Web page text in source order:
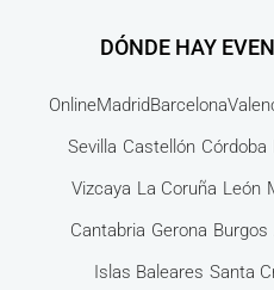
DÓNDE HAY
OnlineMadridBarcelona
Sevilla Castellón Córdoba
Vizcaya La Coruña León
Cantabria Gerona Burgos
Islas Baleares Santa